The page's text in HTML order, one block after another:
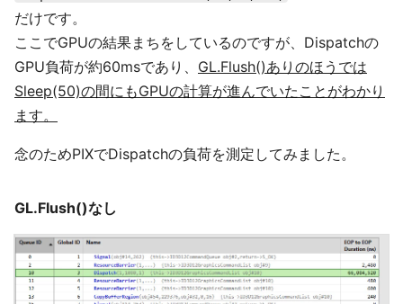
だけです。
ここでGPUの結果まちをしているのですが、Dispatchの
GPU負荷が約60msであり、 GL.Flush()ありのほうでは
Sleep(50)の間にもGPUの計算が進んでいたことがわかり
ます。
念のためPIXでDispatchの負荷を測定してみました。
GL.Flush()なし